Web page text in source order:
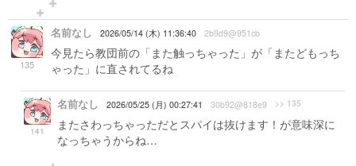
135
名前なし 2026/05/14 (木) 11:36:40 2b9d9@951cb
今見たら教団前の「また触っちゃった」が「またどもっち
ゃった」に直されてるね
141
名前なし 2026/05/25 (月) 00:27:41 30b92@818e9 >> 135
またさわっちゃっただとスパイは抜けます！が意味深に
なっちゃうからね…